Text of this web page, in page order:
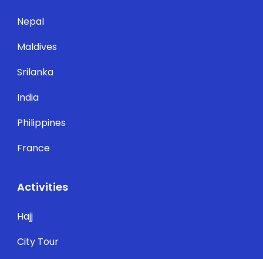
Nepal
Maldives
Srilanka
India
Philippines
France
Activities
Hajj
City Tour